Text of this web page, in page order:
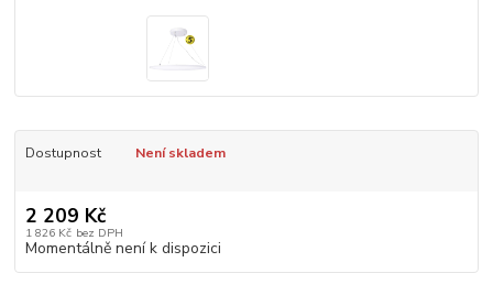
Dostupnost Není skladem
2 209 Kč
1 826 Kč bez DPH
Momentálně není k dispozici